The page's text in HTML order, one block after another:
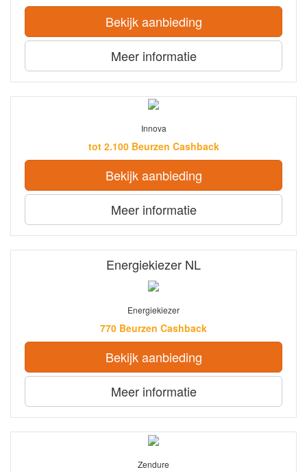
Bekijk aanbieding
Meer informatie
Innova
tot 2.100 Beurzen Cashback
Bekijk aanbieding
Meer informatie
Energiekiezer NL
Energiekiezer
770 Beurzen Cashback
Bekijk aanbieding
Meer informatie
Zendure